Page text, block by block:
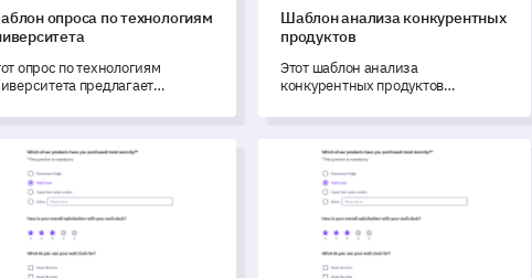
опроса по технологиям
опрос по технологиям
предлагает
метод получения
существующими
услугами.
Шаблон анализа конкурентных
продуктов
Этот шаблон анализа
конкурентных продуктов
измерить эффективность вашего
продуктами конкурентов.
оценки фитнес-тренера Шаблон базового опроса CSAT